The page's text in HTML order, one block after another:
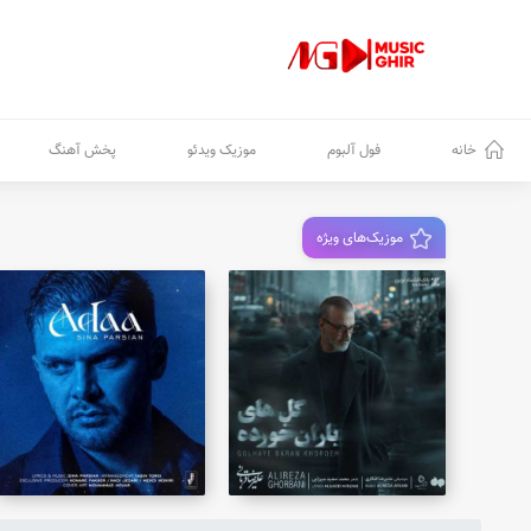
خانه فول آلبوم موزیک ویدئو پخش آهنگ
موزیک‌های ویژه